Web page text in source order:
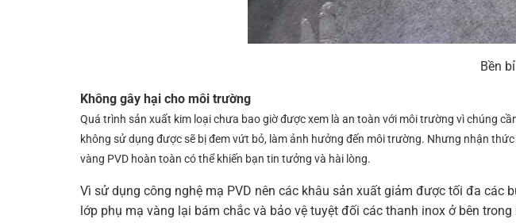
Bền
Không gây hại cho môi trường
Quá trình sản xuất kim loại chưa bao giờ được xem là an toàn với môi trường vì chúng
không sử dụng được sẽ bị đem vứt bỏ, làm ảnh hưởng đến môi trường. Nhưng nhận
vàng PVD hoàn toàn có thể khiến bạn tin tưởng và hài lòng.
Vì sử dụng công nghệ mạ PVD nên các khâu sản xuất giảm được tối đa
lớp phụ mạ vàng lại bám chắc và bảo vệ tuyệt đối các thanh inox ở bên